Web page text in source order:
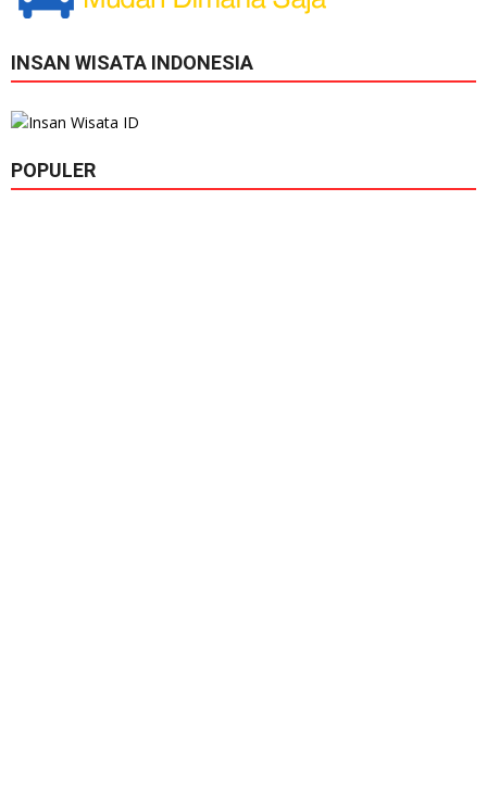
INSAN WISATA INDONESIA
POPULER